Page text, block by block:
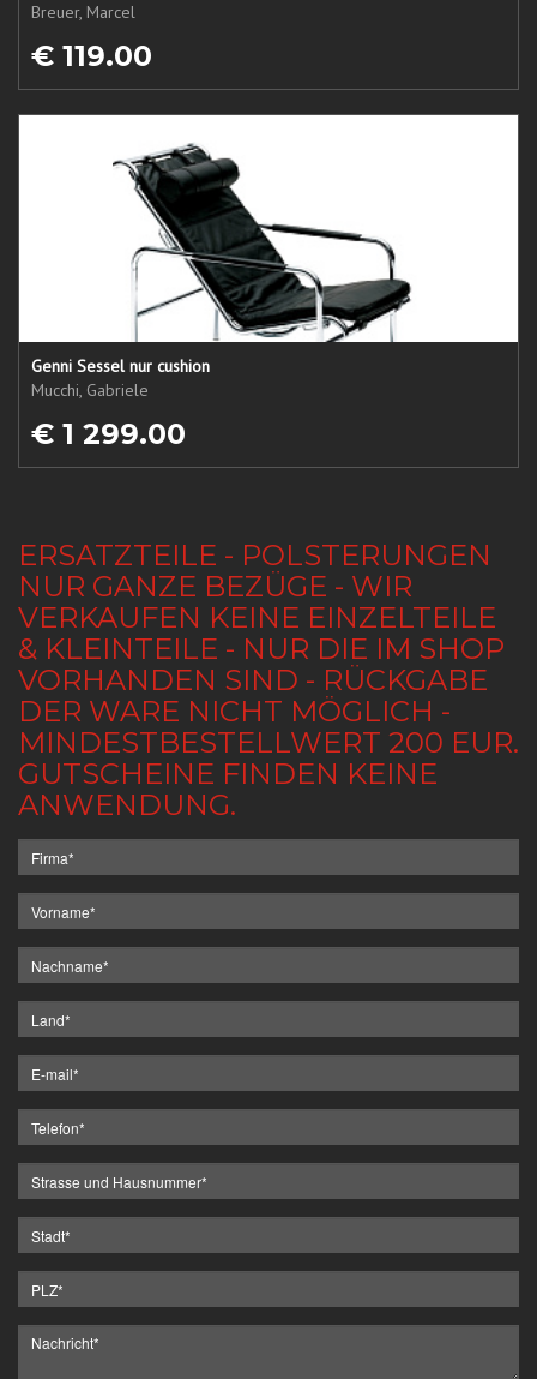
Breuer, Marcel
€ 119.00
Genni Sessel nur cushion
Mucchi, Gabriele
€ 1 299.00
ERSATZTEILE - POLSTERUNGEN
NUR GANZE BEZÜGE - WIR
VERKAUFEN KEINE EINZELTEILE
& KLEINTEILE - NUR DIE IM SHOP
VORHANDEN SIND - RÜCKGABE
DER WARE NICHT MÖGLICH -
MINDESTBESTELLWERT 200 EUR.
GUTSCHEINE FINDEN KEINE
ANWENDUNG.